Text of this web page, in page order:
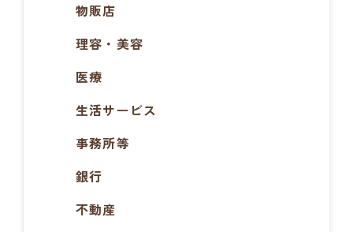
物販店
理容・美容
医療
生活サービス
事務所等
銀行
不動産